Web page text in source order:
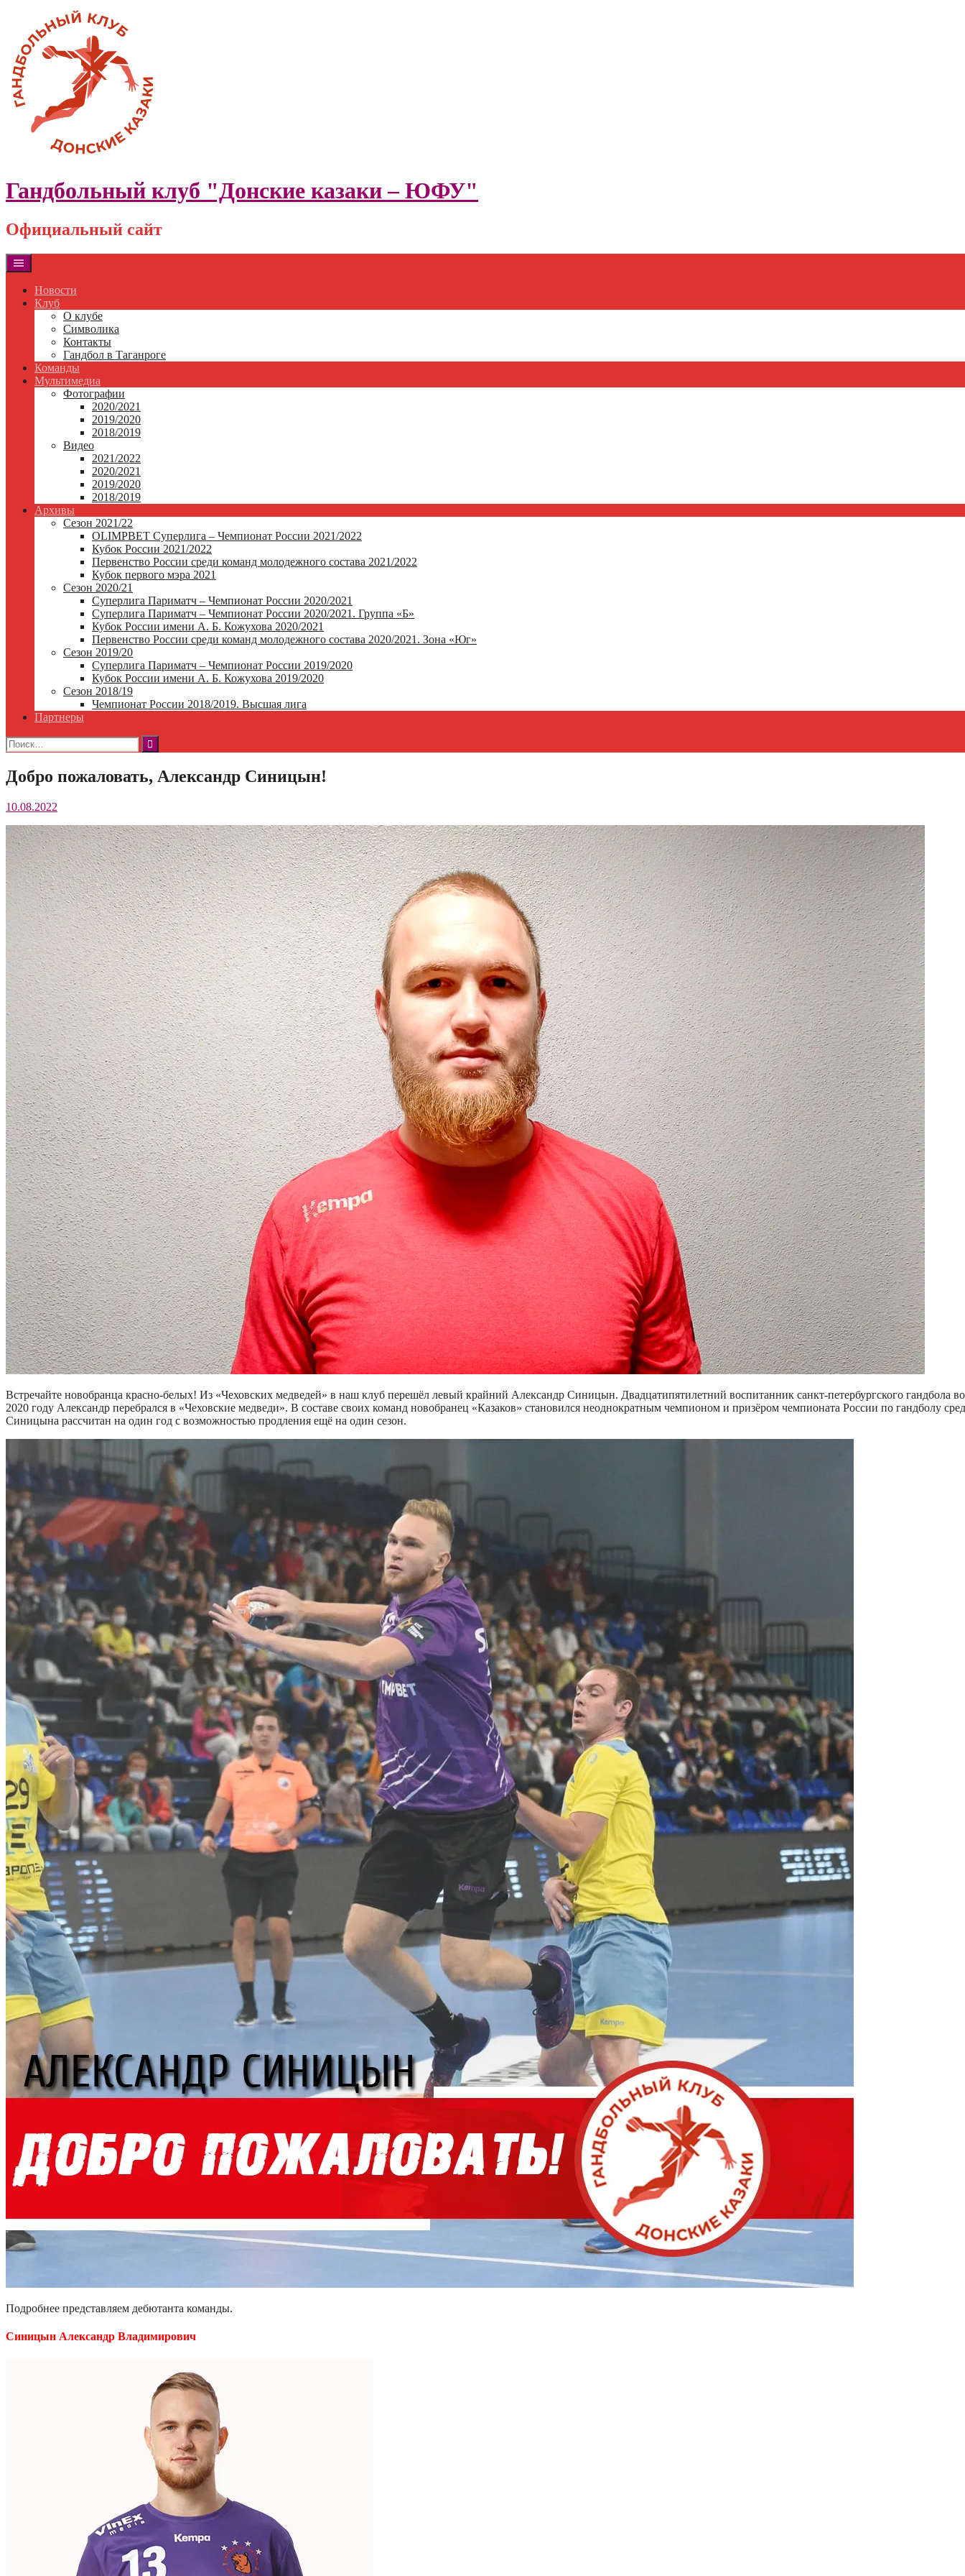
content
Гандбольный клуб "Донские казаки – ЮФУ"
Официальный сайт
Новости
Клуб
О клубе
Символика
Контакты
Гандбол в Таганроге
Команды
Мультимедиа
Фотографии
2020/2021
2019/2020
2018/2019
Видео
2021/2022
2020/2021
2019/2020
2018/2019
Архивы
Сезон 2021/22
OLIMPBET Суперлига – Чемпионат России 2021/2022
Кубок России 2021/2022
Первенство России среди команд молодежного состава 2021/2022
Кубок первого мэра 2021
Сезон 2020/21
Суперлига Париматч – Чемпионат России 2020/2021
Суперлига Париматч – Чемпионат России 2020/2021. Группа «Б»
Кубок России имени А. Б. Кожухова 2020/2021
Первенство России среди команд молодежного состава 2020/2021. Зона «Юг»
Сезон 2019/20
Суперлига Париматч – Чемпионат России 2019/2020
Кубок России имени А. Б. Кожухова 2019/2020
Сезон 2018/19
Чемпионат России 2018/2019. Высшая лига
Партнеры
Найти:
Добро пожаловать, Александр Синицын!
10.08.2022
Встречайте новобранца красно-белых! Из «Чеховских медведей» в наш клуб перешёл левый крайний Александр Синицын. Двадцатипятилетний воспитанник санкт-петербургского гандбола
2020 году Александр перебрался в «Чеховские медведи». В составе своих команд новобранец «Казаков» становился неоднократным чемпионом и призёром чемпионата России по гандболу
Синицына рассчитан на один год с возможностью продления ещё на один сезон.
Подробнее представляем дебютанта команды.
Синицын Александр Владимирович